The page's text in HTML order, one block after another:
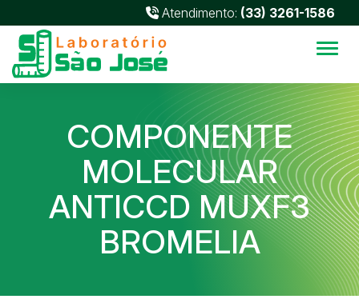
Atendimento: (33) 3261-1586
COMPONENTE
MOLECULAR
ANTICCD MUXF3
BROMELIA